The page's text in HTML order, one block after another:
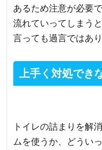
あるため注意が必要
流れていってしまう
言っても過言ではあり
上手く対処で
トイレの詰まりを解
ムを使うか、どうい